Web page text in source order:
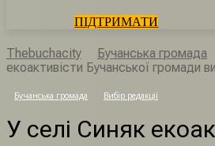
ПІДТРИМАТИ
Thebuchacity Бучанська громада
екоактивісти Бучанської громади
Бучанська громада Вибір редакції
У селі Синяк